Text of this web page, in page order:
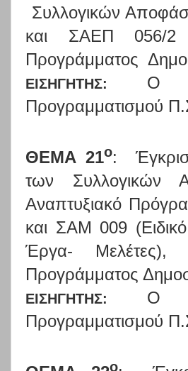
Συλλογικών
και ΣΑΕΠ 056/2
Προγράμματος
ΕΙΣΗΓΗΤΗΣ: Ο
Προγραμματισμού
ΘΕΜΑ 21ο:
των
Αναπτυξιακό
και ΣΑΜ 009
Έργα- Μελέτες),
Προγράμματος
ΕΙΣΗΓΗΤΗΣ: Ο
Προγραμματισμού
ο